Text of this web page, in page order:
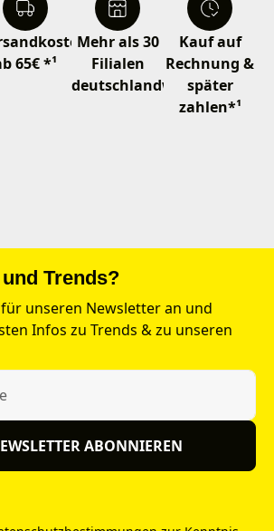
65€ *¹
Mehr als 30
Filialen
deutschlandweit
Kauf auf
Rechnung &
später
zahlen*¹
Trends?
unseren Newsletter an und
Infos zu Trends & zu unseren
ABONNIEREN